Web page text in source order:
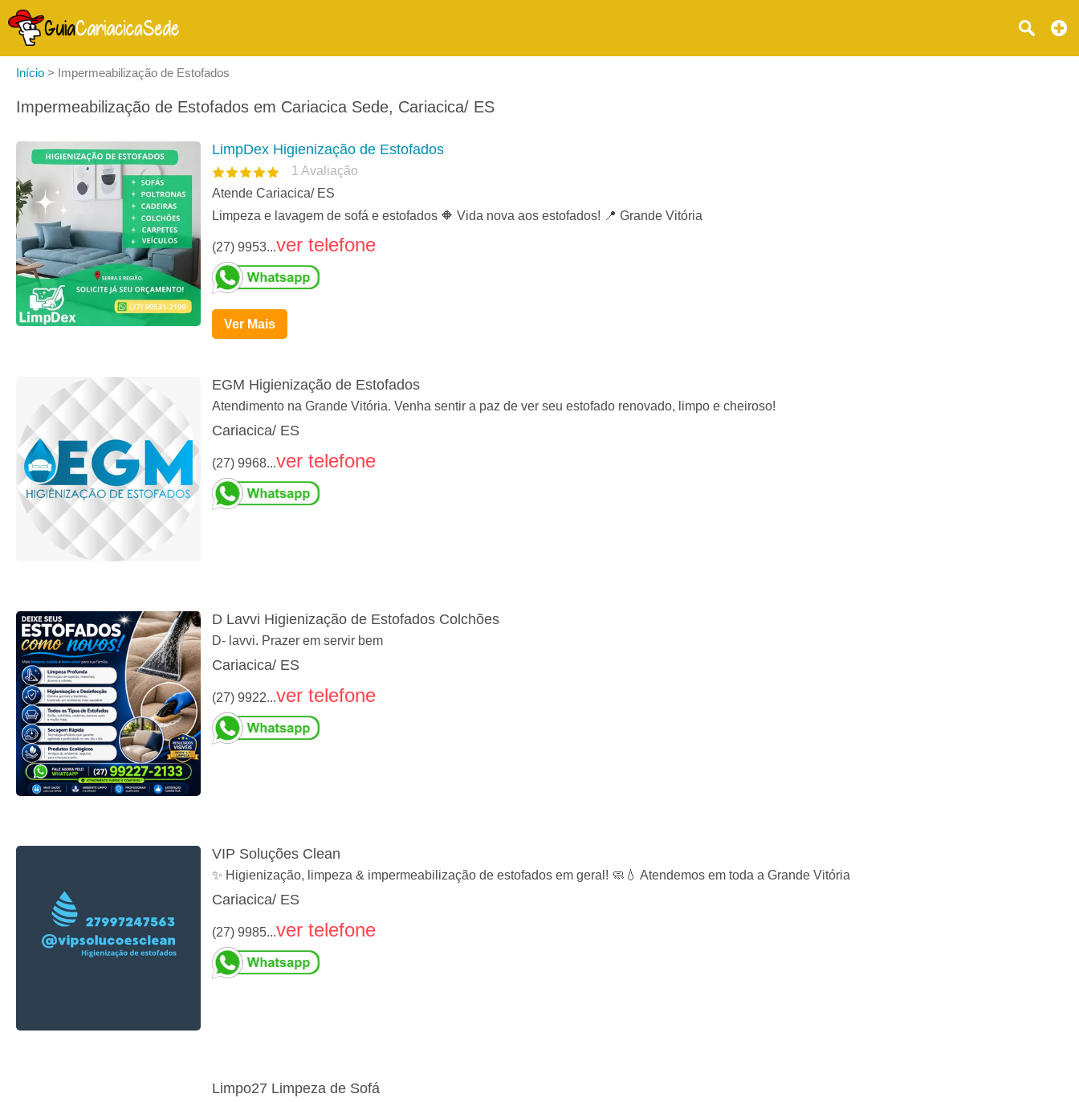
Início > Impermeabilização de Estofados
Impermeabilização de Estofados em Cariacica Sede, Cariacica/ ES
LimpDex Higienização de Estofados
1 Avaliação
Atende Cariacica/ ES
Limpeza e lavagem de sofá e estofados 🔶 Vida nova aos estofados! 📍 Grande Vitória
(27) 9953...ver telefone
Ver Mais
EGM Higienização de Estofados
Atendimento na Grande Vitória. Venha sentir a paz de ver seu estofado renovado, limpo e cheiroso!
Cariacica/ ES
(27) 9968...ver telefone
D Lavvi Higienização de Estofados Colchões
D- lavvi. Prazer em servir bem
Cariacica/ ES
(27) 9922...ver telefone
VIP Soluções Clean
✨ Higienização, limpeza & impermeabilização de estofados em geral! 🧼💧 Atendemos em toda a Grande Vitória
Cariacica/ ES
(27) 9985...ver telefone
Limpo27 Limpeza de Sofá